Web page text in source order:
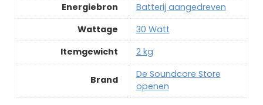
Energiebron
‎Batterij aangedreven
Wattage
‎30 Watt
Itemgewicht
‎2 kg
Brand
De Soundcore Store
openen